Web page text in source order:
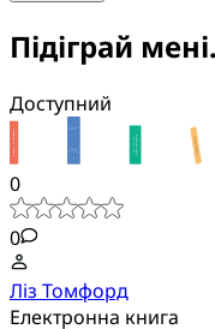
Підіграй
Доступний
0
0
Ліз Томфорд
Електронна книга